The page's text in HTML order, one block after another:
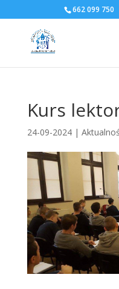
662 099 750
Kurs
24-09-2024|